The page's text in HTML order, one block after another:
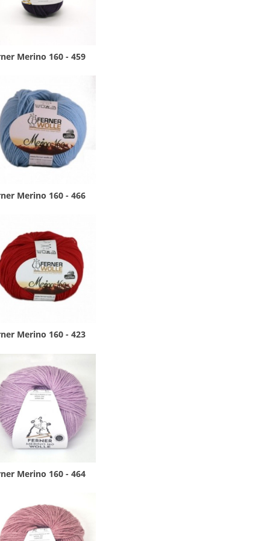
Merino 160 - 459
Merino 160 - 466
Merino 160 - 423
Merino 160 - 464